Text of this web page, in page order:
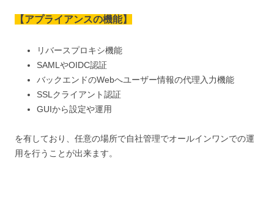
【アプライアンスの機能】
リバースプロキシ機能
SAMLやOIDC認証
バックエンドのWebへユーザー情報の代理入力機能
SSLクライアント認証
GUIから設定や運用
を有しており、任意の場所で自社管理でオールインワンでの運
用を行うことが出来ます。